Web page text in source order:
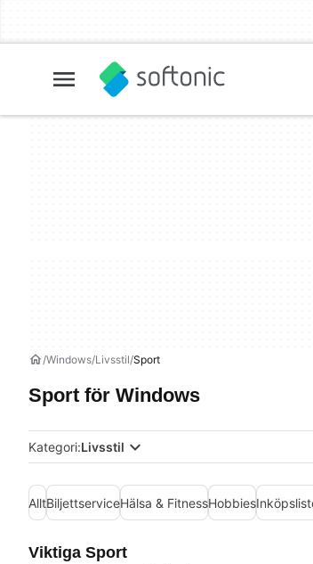
Windows Livsstil Sport
Sport för Windows
Kategori:Livsstil
AlltBiljettserviceHälsa & FitnessHobbies
Viktiga Sport